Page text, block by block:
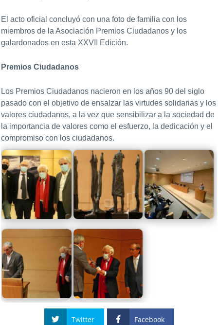
El acto oficial concluyó con una foto de familia con los
miembros de la Asociación Premios Ciudadanos y los
galardonados en esta XXVII Edición.
Premios Ciudadanos
Los Premios Ciudadanos nacieron en los años 90 del siglo
pasado con el objetivo de ensalzar las virtudes solidarias y los
valores ciudadanos, a la vez que sensibilizar a la sociedad de
la importancia de valores como el esfuerzo, la dedicación y el
compromiso con los ciudadanos.
Twitter Facebook